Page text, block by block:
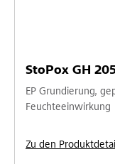
StoPox GH
EP Grundierung,
Feuchteeinwirkung
Zu den